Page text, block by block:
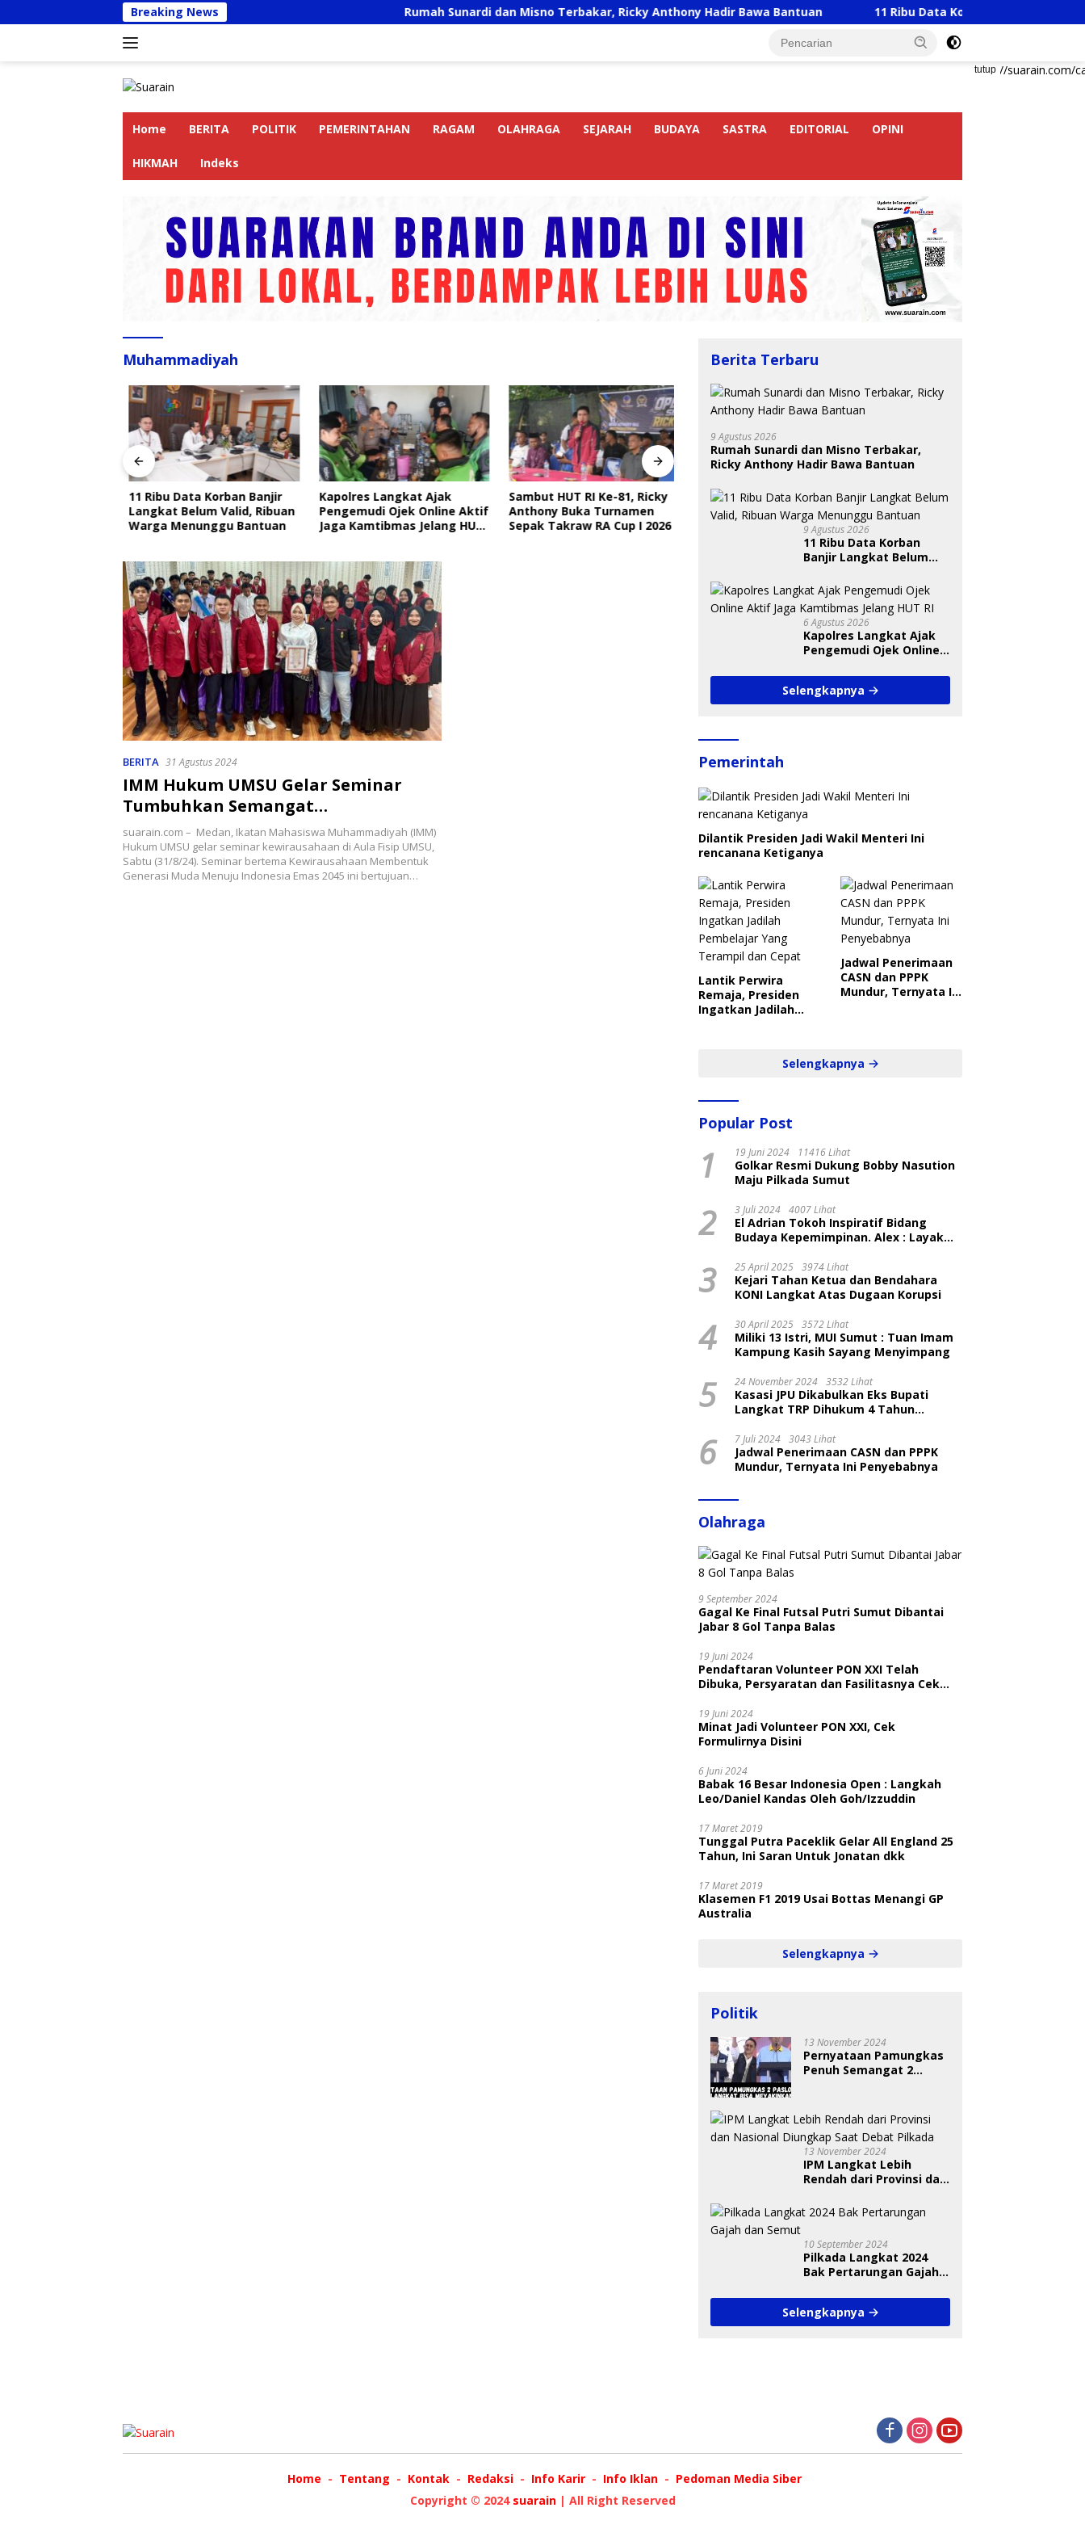
ke
Breaking News Rumah Sunardi dan Misno Terbakar, Ricky Anthony Hadir Bawa Bantuan 11 Ribu Data Korban Banjir Langkat Belum
tutup
https://suarain.com/
Home BERITA POLITIK PEMERINTAHAN RAGAM OLAHRAGA SEJARAH BUDAYA SASTRA EDITORIAL OPINI
HIKMAH Indeks
Muhammadiyah
11 Ribu Data Korban Banjir
Langkat Belum Valid, Ribuan
Warga Menunggu Bantuan
Kapolres Langkat Ajak
Pengemudi Ojek Online Aktif
Jaga Kamtibmas Jelang HUT
Sambut HUT RI Ke-81, Ricky
Anthony Buka Turnamen
Sepak Takraw RA Cup I 2026
Disdik Langkat Wajibkan
Sekolah Unggah Konten
Setiap Hari, Pengamat Soroti
Perlindungan Data Anak
Perkebunan Sawit Kepung
Kawasan Konservasi SM
Penindakan
BERITA 31 Agustus 2024
IMM Hukum UMSU Gelar Seminar
Tumbuhkan Semangat
Kewirausahaan
suarain.com – Medan, Ikatan Mahasiswa Muhammadiyah (IMM)
Hukum UMSU gelar seminar kewirausahaan di Aula Fisip UMSU,
Sabtu (31/8/24). Seminar bertema Kewirausahaan Membentuk
Generasi Muda Menuju Indonesia Emas 2045 ini bertujuan…
Berita Terbaru
9 Agustus 2026
Rumah Sunardi dan Misno Terbakar,
Ricky Anthony Hadir Bawa Bantuan
9 Agustus 2026
11 Ribu Data Korban
Banjir Langkat Belum
Menunggu Bantuan
6 Agustus 2026
Kapolres Langkat Ajak
Pengemudi Ojek Online
Jelang HUT RI
Selengkapnya
Pemerintah
Dilantik Presiden Jadi Wakil Menteri Ini
rencanana Ketiganya
Lantik Perwira
Remaja, Presiden
Ingatkan Jadilah
Jadwal Penerimaan
CASN dan PPPK
Mundur, Ternyata Ini
Selengkapnya
Popular Post
1 19 Juni 2024 11416 Lihat
Golkar Resmi Dukung Bobby Nasution
Maju Pilkada Sumut
2 3 Juli 2024 4007 Lihat
El Adrian Tokoh Inspiratif Bidang
Budaya Kepemimpinan. Alex : Layak
3 25 April 2025 3974 Lihat
Kejari Tahan Ketua dan Bendahara
KONI Langkat Atas Dugaan Korupsi
4 30 April 2025 3572 Lihat
Miliki 13 Istri, MUI Sumut : Tuan Imam
Kampung Kasih Sayang Menyimpang
5 24 November 2024 3532 Lihat
Kasasi JPU Dikabulkan Eks Bupati
Langkat TRP Dihukum 4 Tahun
6 7 Juli 2024 3043 Lihat
Jadwal Penerimaan CASN dan PPPK
Mundur, Ternyata Ini Penyebabnya
Olahraga
9 September 2024
Gagal Ke Final Futsal Putri Sumut Dibantai
Jabar 8 Gol Tanpa Balas
19 Juni 2024
Pendaftaran Volunteer PON XXI Telah
Dibuka, Persyaratan dan Fasilitasnya Cek
19 Juni 2024
Minat Jadi Volunteer PON XXI, Cek
Formulirnya Disini
6 Juni 2024
Babak 16 Besar Indonesia Open : Langkah
Leo/Daniel Kandas Oleh Goh/Izzuddin
17 Maret 2019
Tunggal Putra Paceklik Gelar All England 25
Tahun, Ini Saran Untuk Jonatan dkk
17 Maret 2019
Klasemen F1 2019 Usai Bottas Menangi GP
Australia
Selengkapnya
Politik
13 November 2024
Pernyataan Pamungkas
Penuh Semangat 2
13 November 2024
IPM Langkat Lebih
Rendah dari Provinsi dan
Debat Pilkada
10 September 2024
Pilkada Langkat 2024
Bak Pertarungan Gajah
Selengkapnya
Home Tentang Kontak Redaksi Info Karir Info Iklan
Pedoman Media Siber
Copyright © 2024 suarain| All Right Reserved